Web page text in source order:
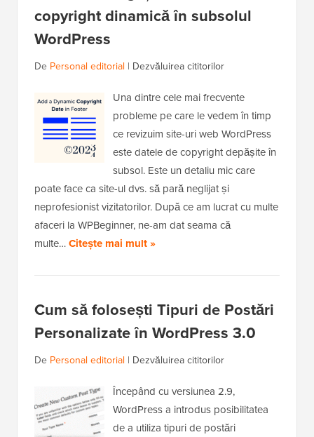
copyright dinamică în subsolul
WordPress
De Personal editorial | Dezvăluirea cititorilor
Una dintre cele mai frecvente
probleme pe care le vedem în timp
ce revizuim site-uri web WordPress
este datele de copyright depășite în
subsol. Este un detaliu mic care
poate face ca site-ul dvs. să pară neglijat și
neprofesionist vizitatorilor. După ce am lucrat cu multe
afaceri la WPBeginner, ne-am dat seama că
multe…Citește mai mult »
Cum să folosești Tipuri de Postări
Personalizate în WordPress 3.0
De Personal editorial | Dezvăluirea cititorilor
Începând cu versiunea 2.9,
WordPress a introdus posibilitatea
de a utiliza tipuri de postări